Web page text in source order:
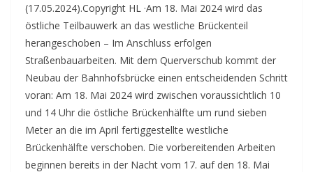
(17.05.2024).Copyright HL ·Am 18. Mai 2024 wird das
östliche Teilbauwerk an das westliche Brückenteil
herangeschoben – Im Anschluss erfolgen
Straßenbauarbeiten. Mit dem Querverschub kommt der
Neubau der Bahnhofsbrücke einen entscheidenden Schritt
voran: Am 18. Mai 2024 wird zwischen voraussichtlich 10
und 14 Uhr die östliche Brückenhälfte um rund sieben
Meter an die im April fertiggestellte westliche
Brückenhälfte verschoben. Die vorbereitenden Arbeiten
beginnen bereits in der Nacht vom 17. auf den 18. Mai